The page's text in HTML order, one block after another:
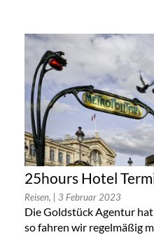
25hours Hotel
Reisen, | 3 Februar 2023
Die Goldstück Agentur
so fahren wir regelmäßig